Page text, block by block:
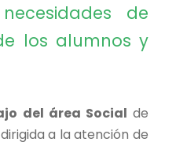
de
los alumnos y
del área Social de
a la atención de